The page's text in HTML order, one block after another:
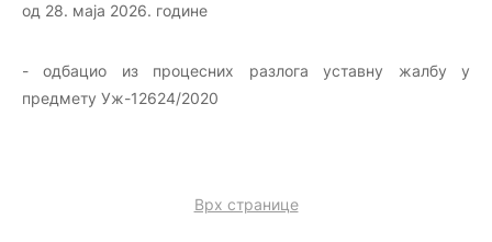
од 28. маја 2026. године
- одбацио из процесних разлога уставну жалбу у
предмету Уж-12624/2020
Врх странице